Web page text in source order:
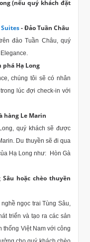
(nếu quý khách đặt
- Đảo Tuần Châu
đảo Tuần Châu, quý
Hạ Long
chúng tôi sẽ có nhân
lúc đợi check-in với
hàng Le Marin
quý khách sẽ được
Du thuyền sẽ đi qua
Hạ Long như: Hòn Gà
hoặc chèo thuyền
ngọc trai Tùng Sâu,
triển và tạo ra các sản
thống Việt Nam với công